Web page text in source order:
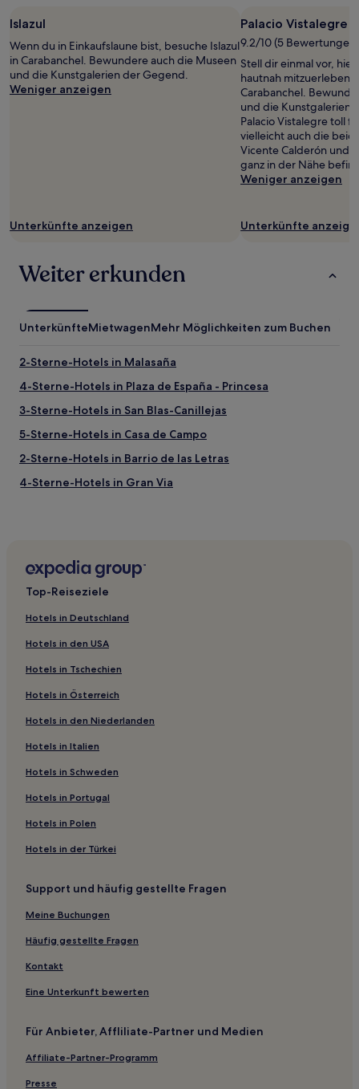
Islazul
Wenn du in Einkaufslaune bist, besuche Islazul
in Carabanchel. Bewundere auch die Museen
und die Kunstgalerien der Gegend.
Weniger anzeigen
Unterkünfte anzeigen
Palacio Vistalegre
9.2/10 (5 Bewertungen)
Stell dir einmal vor,
hautnah mitzuerleben:
Carabanchel.
und die Kunstgalerien
Palacio Vistalegre toll
vielleicht auch die
Vicente Calderón und
ganz in der Nähe
Weniger anzeigen
Unterkünfte
Weiter erkunden
UnterkünfteMietwagenMehr Möglichkeiten zum Buchen
2-Sterne-Hotels in Malasaña
4-Sterne-Hotels in Plaza de España - Princesa
3-Sterne-Hotels in San Blas-Canillejas
5-Sterne-Hotels in Casa de Campo
2-Sterne-Hotels in Barrio de las Letras
4-Sterne-Hotels in Gran Via
Lgbtqia-Freundliche nahe Calle de Preciados
Haustierfreundliche in Moncloa-Aravaca
Familien nahe Gewerbegebiet Paracuellos de Jarama
Haustierfreundliche in Getafe
Business in Getafe
Hotels mit Shoppingmöglichkeit nahe Paseo del Prado
Familien nahe Gewerbegebiet Urtinsa
Hotels mit Parkplatz in Gemeinde von Madrid
Haustierfreundliche in Aranjuez
Business in Aranjuez
Lgbtqia-Freundliche nahe Gran Via
Luxus nahe Gran Via
Hotels mit Shoppingmöglichkeit nahe Gran Via
Hotels mit Wellnessbereich nahe Gran Via
Boutique- in Casa de Campo
Günstige in Casa de Campo
Hotels mit Küchenzeile in Casa de Campo
Haustierfreundliche in Casa de Campo
Lgbtqia-Freundliche in Barrio de las Letras
Familien in Madrid
Top-Reiseziele
Hotels in Deutschland
Hotels in den USA
Hotels in Tschechien
Hotels in Österreich
Hotels in den Niederlanden
Hotels in Italien
Hotels in Schweden
Hotels in Portugal
Hotels in Polen
Hotels in der Türkei
Support und häufig gestellte Fragen
Meine Buchungen
Häufig gestellte Fragen
Kontakt
Eine Unterkunft bewerten
Für Anbieter, Affliliate-Partner und Medien
Affiliate-Partner-Programm
Presse